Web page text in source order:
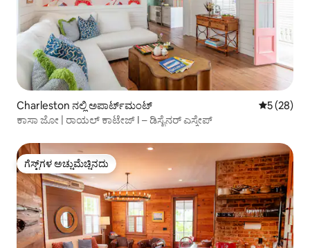
Charleston ನಲ್ಲಿ ಅಪಾರ್ಟ್‌ಮಂಟ್ 5 ರಲ್ಲಿ 5
5 (28)
ಕಾಸಾ ಜೋ | ರಾಯಲ್ ಕಾಟೇಜ್ I – ಡಿಸೈನರ್ ಎಸ್ಕೇಪ್
ಗೆಸ್ಟ್‌ಗಳ ಅಚ್ಚುಮೆಚ್ಚಿನದು
ಗೆಸ್ಟ್‌ಗಳ ಅಚ್ಚುಮೆಚ್ಚಿನದು